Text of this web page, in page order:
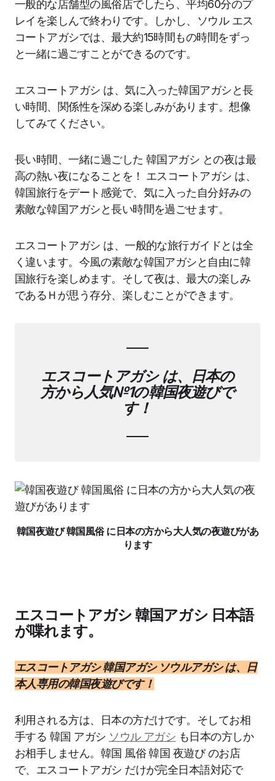
一般的な店舗型の風俗店でしたら、平均60分のプ
レイを楽しんで終わりです。しかし、ソウル エス
コートアガシでは、最大約15時間もの時間をずっ
と一緒に過ごすことができるのです。
エスコートアガシ は、気に入った韓国アガシと長
い時間、関係性を深める楽しみがあります。想像
してみてください。
長い時間、一緒に過ごした 韓国アガシ との夜は最
高の熱い夜になることを！ エスコートアガシ は、
韓国旅行をデート感覚で、気に入った自分好みの
素敵な韓国アガシと長い時間を過ごせます。
エスコートアガシ は、一般的な旅行ガイドとは全
く違います。今風の素敵な韓国アガシと自由に韓
国旅行を楽しめます。そして夜は、最大の楽しみ
であるＨが思う存分、楽しむことができます。
エスコートアガシ は、日本の
方から人気№1の韓国夜遊びで
す！
韓国夜遊び 韓国風俗 に日本の方から大人気の夜遊びがあ
ります
エスコートアガシ 韓国アガシ 日本語
が喋れます。
エスコートアガシ 韓国アガシ ソウルアガシ は、日
本人専用の韓国夜遊びです！
利用される方は、日本の方だけです。そしてお相
手する 韓国 アガシ ソウル アガシ も日本の方しか
お相手しません。韓国 風俗 韓国 夜遊び のお店
で、エスコートアガシ だけが完全日本語対応で